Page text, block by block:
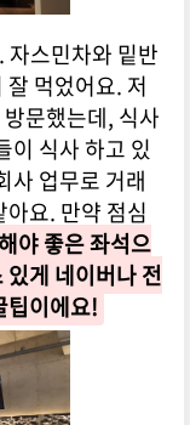
자스민차와 밑반
먹었어요. 저
문했는데, 식사
이 식사 하고 있
사 업무로 거래
요. 만약 점심
야 좋은 좌석으
게 네이버나 전
팁이에요!